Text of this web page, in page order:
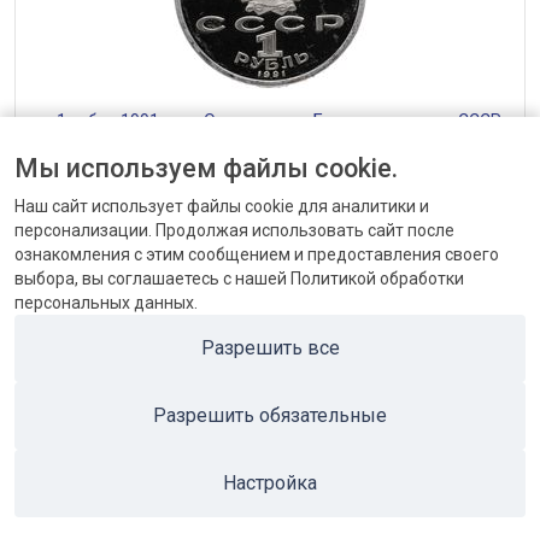
— 1 рубль 1991 года Олимпиада в Барселоне, копье СССР
от 1152 до 1440 ₽
ПОПУЛЯРНЫЕ КАТЕГОРИИ
ПОПУЛЯРНЫЕ ТОВАРЫ
Мы используем файлы cookie.
Наш сайт использует файлы cookie для аналитики и
персонализации. Продолжая использовать сайт после
ознакомления с этим сообщением и предоставления своего
выбора, вы соглашаетесь с нашей Политикой обработки
персональных данных.
Разрешить все
Разрешить обязательные
Настройка